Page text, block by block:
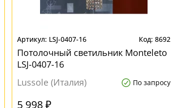
LSJ-0407-16 8692
Потолочный светильник Monteleto
LSJ-0407-16
Lussole (Италия)
По запросу
5 998 ₽